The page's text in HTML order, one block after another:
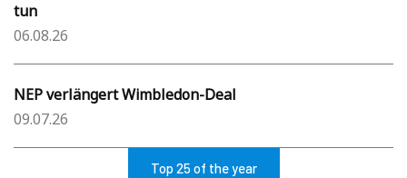
tun
06.08.26
NEP verlängert Wimbledon-Deal
09.07.26
Top 25 of the year